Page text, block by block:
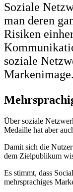
Soziale
man deren
Risiken
soziale
Markenimage.
Über soziale
Medaille hat aber
Damit sich die
dem Zielpublikum
Es stimmt, dass
mehrsprachiges